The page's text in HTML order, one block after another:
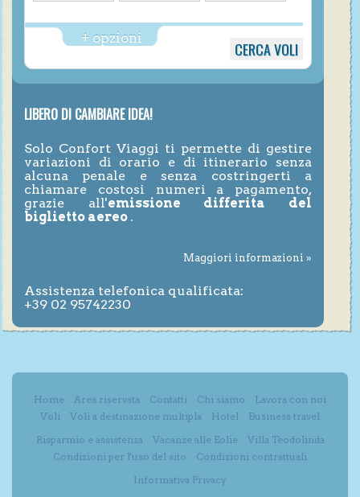
+ opzioni
LIBERO DI CAMBIARE IDEA!
Solo Confort Viaggi ti permette di gestire
variazioni di orario e di itinerario senza
alcuna penale e senza costringerti a
chiamare costosi numeri a pagamento,
grazie all'emissione differita del
biglietto aereo .
Maggiori informazioni »
Assistenza telefonica qualificata:
+39 02 95742230
Home Area riservata Contatti Chi siamo
Lavora con noi
Voli
Voli a destinazione multipla Hotel
Business travel
Risparmio e assistenza
Vacanze alle Eolie
Villa Teodolinda
Condizioni per l'uso del sito
Condizioni contrattuali
Informativa Privacy